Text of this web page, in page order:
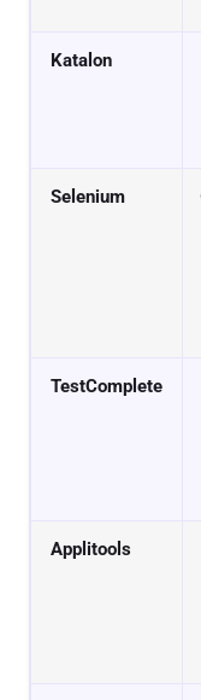
Katalon
Selenium
TestComplete
Applitools